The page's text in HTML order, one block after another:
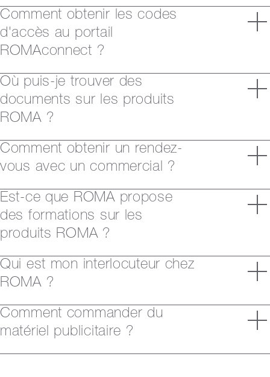
Comment obtenir les codes
d'accès au portail
ROMAconnect ?
Où puis-je trouver des
documents sur les produits
ROMA ?
Comment obtenir un rendez-
vous avec un commercial ?
Est-ce que ROMA propose
des formations sur les
produits ROMA ?
Qui est mon interlocuteur chez
ROMA ?
Comment commander du
matériel publicitaire ?